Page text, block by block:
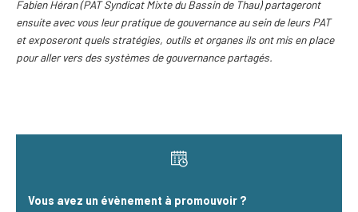
Fabien Héran(PAT Syndicat Mixte du Bassin de Thau) partageront
ensuite avec vous leur pratique de gouvernance au sein de leurs PAT
et exposeront quels stratégies, outils et organes ils ont mis en place
pour aller vers des systèmes de gouvernance partagés.
Vous avez un évènement à promouvoir​ ?